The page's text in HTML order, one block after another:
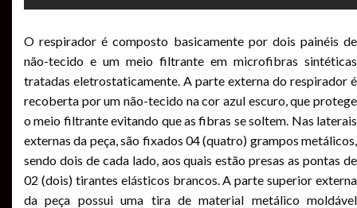
O respirador é composto basicamente por dois painéis de
não-tecido e um meio filtrante em microfibras sintéticas
tratadas eletrostaticamente. A parte externa do respirador é
recoberta por um não-tecido na cor azul escuro, que protege
o meio filtrante evitando que as fibras se soltem. Nas laterais
externas da peça, são fixados 04 (quatro) grampos metálicos,
sendo dois de cada lado, aos quais estão presas as pontas de
02 (dois) tirantes elásticos brancos. A parte superior externa
da peça possui uma tira de material metálico moldável